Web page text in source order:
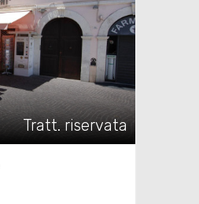
Tratt. riservata